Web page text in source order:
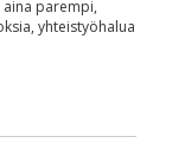
aina parempi,
yhteistyöhalua